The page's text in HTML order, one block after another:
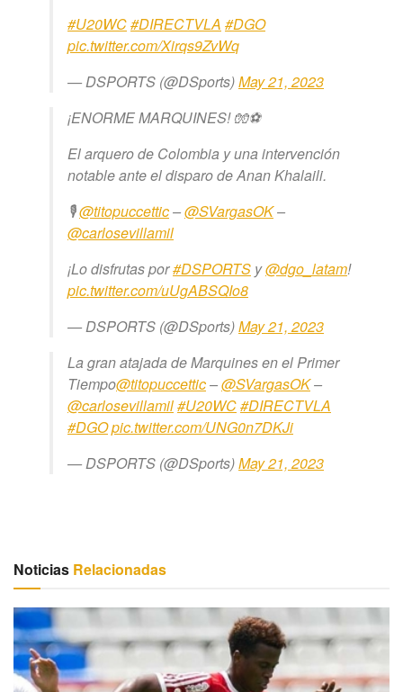
#U20WC#DIRECTVLA #DGO
pic.twitter.com/Xirqs9ZvWq
— DSPORTS (@DSports)May 21, 2023
¡ENORME MARQUINES! 🧤⚽
El arquero de Colombia y una intervención
notable ante el disparo de Anan Khalaili.
🎙️@titopuccettic–@SVargasOK–
@carlosevillamil
¡Lo disfrutas por#DSPORTS y@dgo_latam!
pic.twitter.com/uUgABSQIo8
— DSPORTS (@DSports)May 21, 2023
La gran atajada de Marquines en el Primer
Tiempo@titopuccettic–@SVargasOK–
@carlosevillamil#U20WC#DIRECTVLA
#DGOpic.twitter.com/UNG0n7DKJi
— DSPORTS (@DSports)May 21, 2023
Noticias Relacionadas